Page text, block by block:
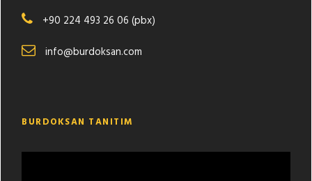
+90 224 493 26 06 (pbx)
info@burdoksan.com
BURDOKSAN TANITIM